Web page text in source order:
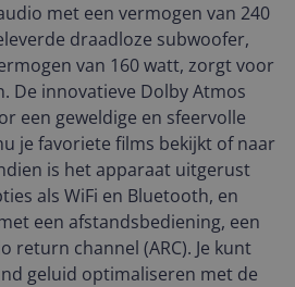
met een vermogen van 240
draadloze subwoofer,
van 160 watt, zorgt voor
De innovatieve Dolby Atmos
een geweldige en sfeervolle
je favoriete films bekijkt of naar
is het apparaat uitgerust
als WiFi en Bluetooth, en
een afstandsbediening, een
return channel (ARC). Je kunt
geluid optimaliseren met de